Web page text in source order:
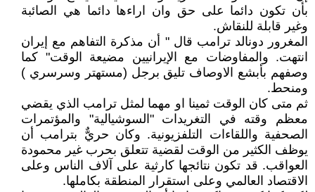
بأن تكون دائما على حق وان اراءها دائما هي الصائبة
وغير قابلة للنقاش.
المغرور دونالد ترامب قال " أن مذكرة التفاهم مع إيران
انتهت. والمفاوضات مع الإيرانيين مضيعة الوقت" كما
وصفهم بأبشع الاوصاف تليق برجل (مستهتر وسرسري )
ومنحط.
ثم متى كان الوقت ثمينا او مهما لمثل ترامب الذي يقضي
معظم وقته في التغريدات "السوشيالية" والمؤتمرات
الصحفية واللقاءات التلفزيونية. وكان حريٌّ بترامب أن
يوظف الكثير من الوقت لقضية تتعلق بحرب غير محمودة
العواقب. قد تكون نتائجها كارثية على آلاف الناس وعلى
الاقتصاد العالمي وعلى استقرار المنطقة بكاملها.